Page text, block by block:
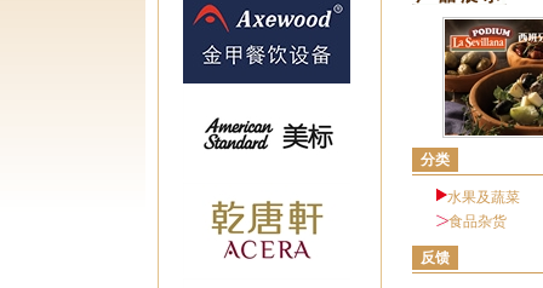
分类
水果及蔬菜
食品杂货
反馈